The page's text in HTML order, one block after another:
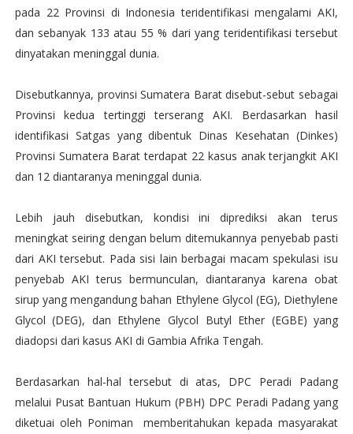
pada 22 Provinsi di Indonesia teridentifikasi mengalami AKI,
dan sebanyak 133 atau 55 % dari yang teridentifikasi tersebut
dinyatakan meninggal dunia.
Disebutkannya, provinsi Sumatera Barat disebut-sebut sebagai
Provinsi kedua tertinggi terserang AKI. Berdasarkan hasil
identifikasi Satgas yang dibentuk Dinas Kesehatan (Dinkes)
Provinsi Sumatera Barat terdapat 22 kasus anak terjangkit AKI
dan 12 diantaranya meninggal dunia.
Lebih jauh disebutkan, kondisi ini diprediksi akan terus
meningkat seiring dengan belum ditemukannya penyebab pasti
dari AKI tersebut. Pada sisi lain berbagai macam spekulasi isu
penyebab AKI terus bermunculan, diantaranya karena obat
sirup yang mengandung bahan Ethylene Glycol (EG), Diethylene
Glycol (DEG), dan Ethylene Glycol Butyl Ether (EGBE) yang
diadopsi dari kasus AKI di Gambia Afrika Tengah.
Berdasarkan hal-hal tersebut di atas, DPC Peradi Padang
melalui Pusat Bantuan Hukum (PBH) DPC Peradi Padang yang
diketuai oleh Poniman memberitahukan kepada masyarakat